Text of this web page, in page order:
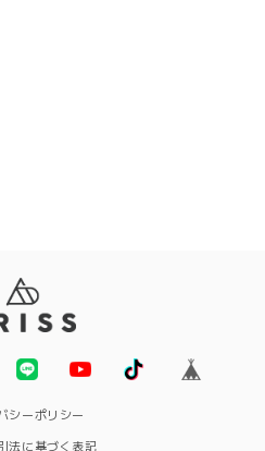
シーポリシー
法に基づく表記